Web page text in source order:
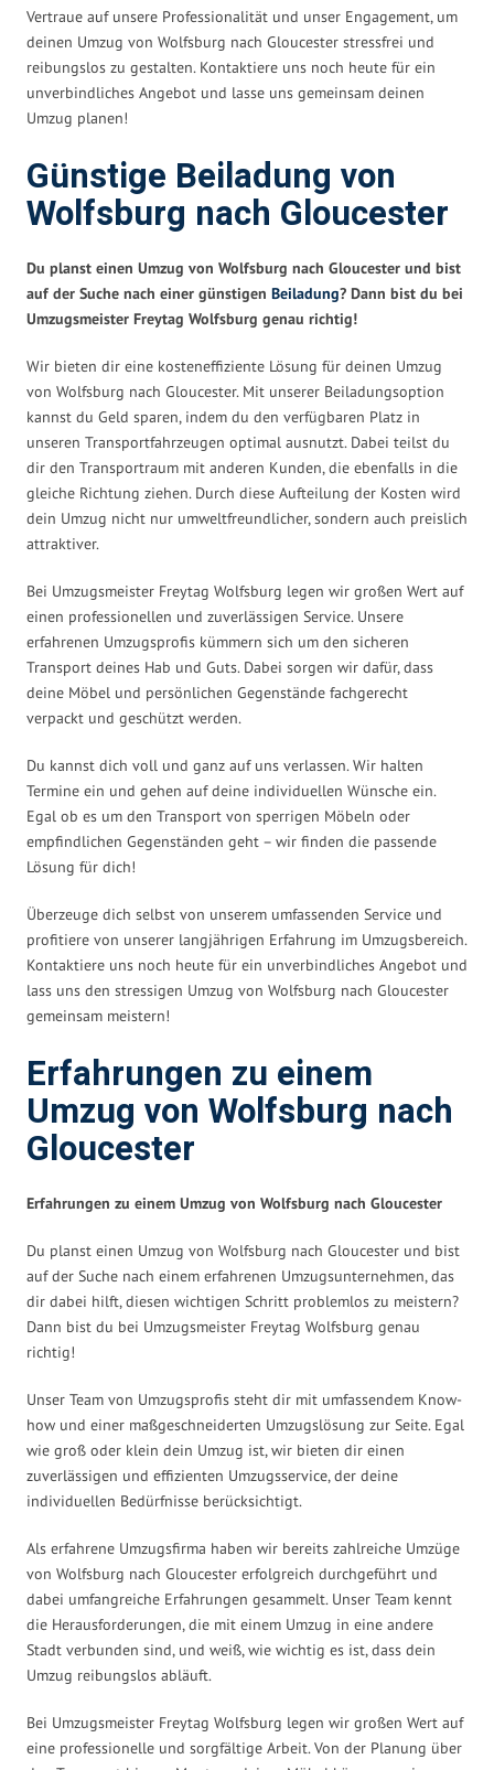
Vertraue auf unsere Professionalität und unser Engagement, um
deinen Umzug von Wolfsburg nach Gloucester stressfrei und
reibungslos zu gestalten. Kontaktiere uns noch heute für ein
unverbindliches Angebot und lasse uns gemeinsam deinen
Umzug planen!
Günstige Beiladung von
Wolfsburg nach Gloucester
Du planst einen Umzug von Wolfsburg nach Gloucester und bist
auf der Suche nach einer günstigen Beiladung? Dann bist du bei
Umzugsmeister Freytag Wolfsburg genau richtig!
Wir bieten dir eine kosteneffiziente Lösung für deinen Umzug
von Wolfsburg nach Gloucester. Mit unserer Beiladungsoption
kannst du Geld sparen, indem du den verfügbaren Platz in
unseren Transportfahrzeugen optimal ausnutzt. Dabei teilst du
dir den Transportraum mit anderen Kunden, die ebenfalls in die
gleiche Richtung ziehen. Durch diese Aufteilung der Kosten wird
dein Umzug nicht nur umweltfreundlicher, sondern auch preislich
attraktiver.
Bei Umzugsmeister Freytag Wolfsburg legen wir großen Wert auf
einen professionellen und zuverlässigen Service. Unsere
erfahrenen Umzugsprofis kümmern sich um den sicheren
Transport deines Hab und Guts. Dabei sorgen wir dafür, dass
deine Möbel und persönlichen Gegenstände fachgerecht
verpackt und geschützt werden.
Du kannst dich voll und ganz auf uns verlassen. Wir halten
Termine ein und gehen auf deine individuellen Wünsche ein.
Egal ob es um den Transport von sperrigen Möbeln oder
empfindlichen Gegenständen geht – wir finden die passende
Lösung für dich!
Überzeuge dich selbst von unserem umfassenden Service und
profitiere von unserer langjährigen Erfahrung im Umzugsbereich.
Kontaktiere uns noch heute für ein unverbindliches Angebot und
lass uns den stressigen Umzug von Wolfsburg nach Gloucester
gemeinsam meistern!
Erfahrungen zu einem
Umzug von Wolfsburg nach
Gloucester
Erfahrungen zu einem Umzug von Wolfsburg nach Gloucester
Du planst einen Umzug von Wolfsburg nach Gloucester und bist
auf der Suche nach einem erfahrenen Umzugsunternehmen, das
dir dabei hilft, diesen wichtigen Schritt problemlos zu meistern?
Dann bist du bei Umzugsmeister Freytag Wolfsburg genau
richtig!
Unser Team von Umzugsprofis steht dir mit umfassendem Know-
how und einer maßgeschneiderten Umzugslösung zur Seite. Egal
wie groß oder klein dein Umzug ist, wir bieten dir einen
zuverlässigen und effizienten Umzugsservice, der deine
individuellen Bedürfnisse berücksichtigt.
Als erfahrene Umzugsfirma haben wir bereits zahlreiche Umzüge
von Wolfsburg nach Gloucester erfolgreich durchgeführt und
dabei umfangreiche Erfahrungen gesammelt. Unser Team kennt
die Herausforderungen, die mit einem Umzug in eine andere
Stadt verbunden sind, und weiß, wie wichtig es ist, dass dein
Umzug reibungslos abläuft.
Bei Umzugsmeister Freytag Wolfsburg legen wir großen Wert auf
eine professionelle und sorgfältige Arbeit. Von der Planung über